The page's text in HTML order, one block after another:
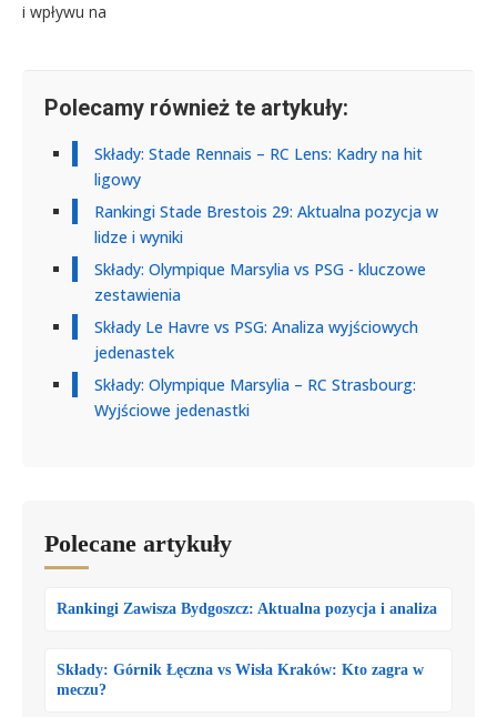
i wpływu na
Polecamy również te artykuły:
Składy: Stade Rennais – RC Lens: Kadry na hit
ligowy
Rankingi Stade Brestois 29: Aktualna pozycja w
lidze i wyniki
Składy: Olympique Marsylia vs PSG - kluczowe
zestawienia
Składy Le Havre vs PSG: Analiza wyjściowych
jedenastek
Składy: Olympique Marsylia – RC Strasbourg:
Wyjściowe jedenastki
Polecane artykuły
Rankingi Zawisza Bydgoszcz: Aktualna pozycja i analiza
Składy: Górnik Łęczna vs Wisła Kraków: Kto zagra w
meczu?